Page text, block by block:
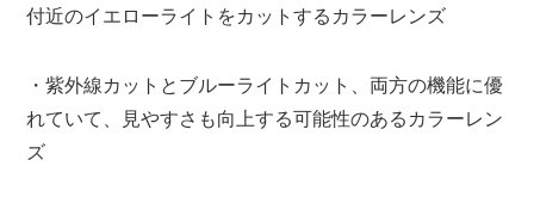
付近のイエローライトをカットするカラーレンズ
・紫外線カットとブルーライトカット、両方の機能に優
れていて、見やすさも向上する可能性のあるカラーレン
ズ